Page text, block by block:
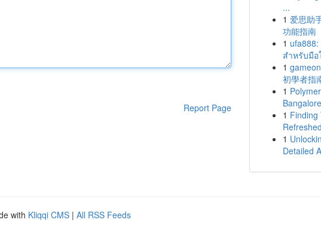
Report Page
...
1 爱思助
功能指南
1
สำหรับมือ
1
初學者指
1
1 Finding
1
Detailed
with Kliqqi CMS | All RSS Feeds